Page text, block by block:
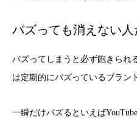
バズっても消えない人
バズってしまうと必ず飽きられ
は定期的にバズっているブラン
一瞬だけバズるといえば